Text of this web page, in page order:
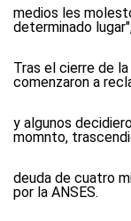
medios les
determinado
Tras el cierre de
comenzaron a
y algunos
momnto,
deuda de cuatro
por la ANSES.